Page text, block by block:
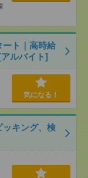
ート｜高時給
ルバイト]
気になる！
ッキング、検